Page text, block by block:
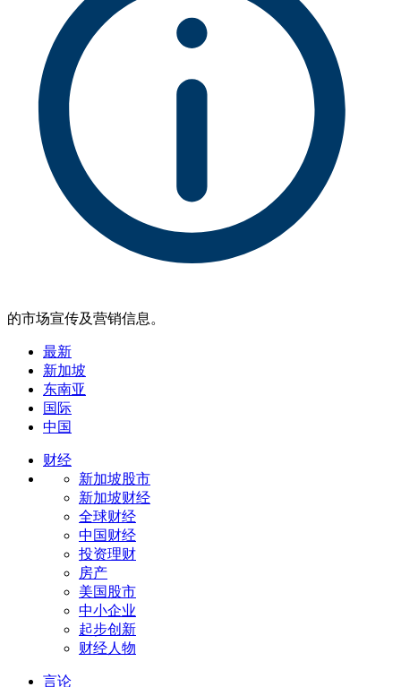
的市场宣传及营销信息。
最新
新加坡
东南亚
国际
中国
财经
新加坡股市
新加坡财经
全球财经
中国财经
投资理财
房产
美国股市
中小企业
起步创新
财经人物
言论